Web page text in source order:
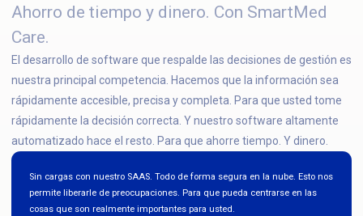
Ahorro de tiempo y dinero. Con SmartMed
Care.
El desarrollo de software que respalde las decisiones de gestión es
nuestra principal competencia. Hacemos que la información sea
rápidamente accesible, precisa y completa. Para que usted tome
rápidamente la decisión correcta. Y nuestro software altamente
automatizado hace el resto. Para que ahorre tiempo. Y dinero.
Sin cargas con nuestro SAAS. Todo de forma segura en la nube. Esto nos
permite liberarle de preocupaciones. Para que pueda centrarse en las
cosas que son realmente importantes para usted.